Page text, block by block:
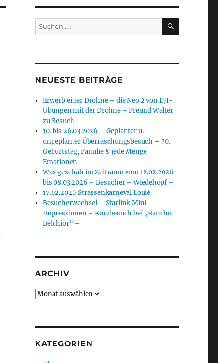
Suchen
nach:
SUCHEN
NEUESTE BEITRÄGE
Erwerb einer Drohne – die Neo 2 von DJI-
Übungen mit der Drohne – Freund Walter
zu Besuch –
10. bis 26.03.2026 – Geplanter u.
ungeplanter Überraschungsbesuch – 70.
Geburtstag, Familie & jede Menge
Emotionen –
Was geschah im Zeitraum vom 18.02.2026
bis 08.03.2026 – Besucher – Wiedehopf –
17.02.2026 Strassenkarneval Loulé
Besucherwechsel – Starlink Mini –
Impressionen – Kurzbesuch bei „Rancho
Belchior“ –
ARCHIV
Archiv
KATEGORIEN